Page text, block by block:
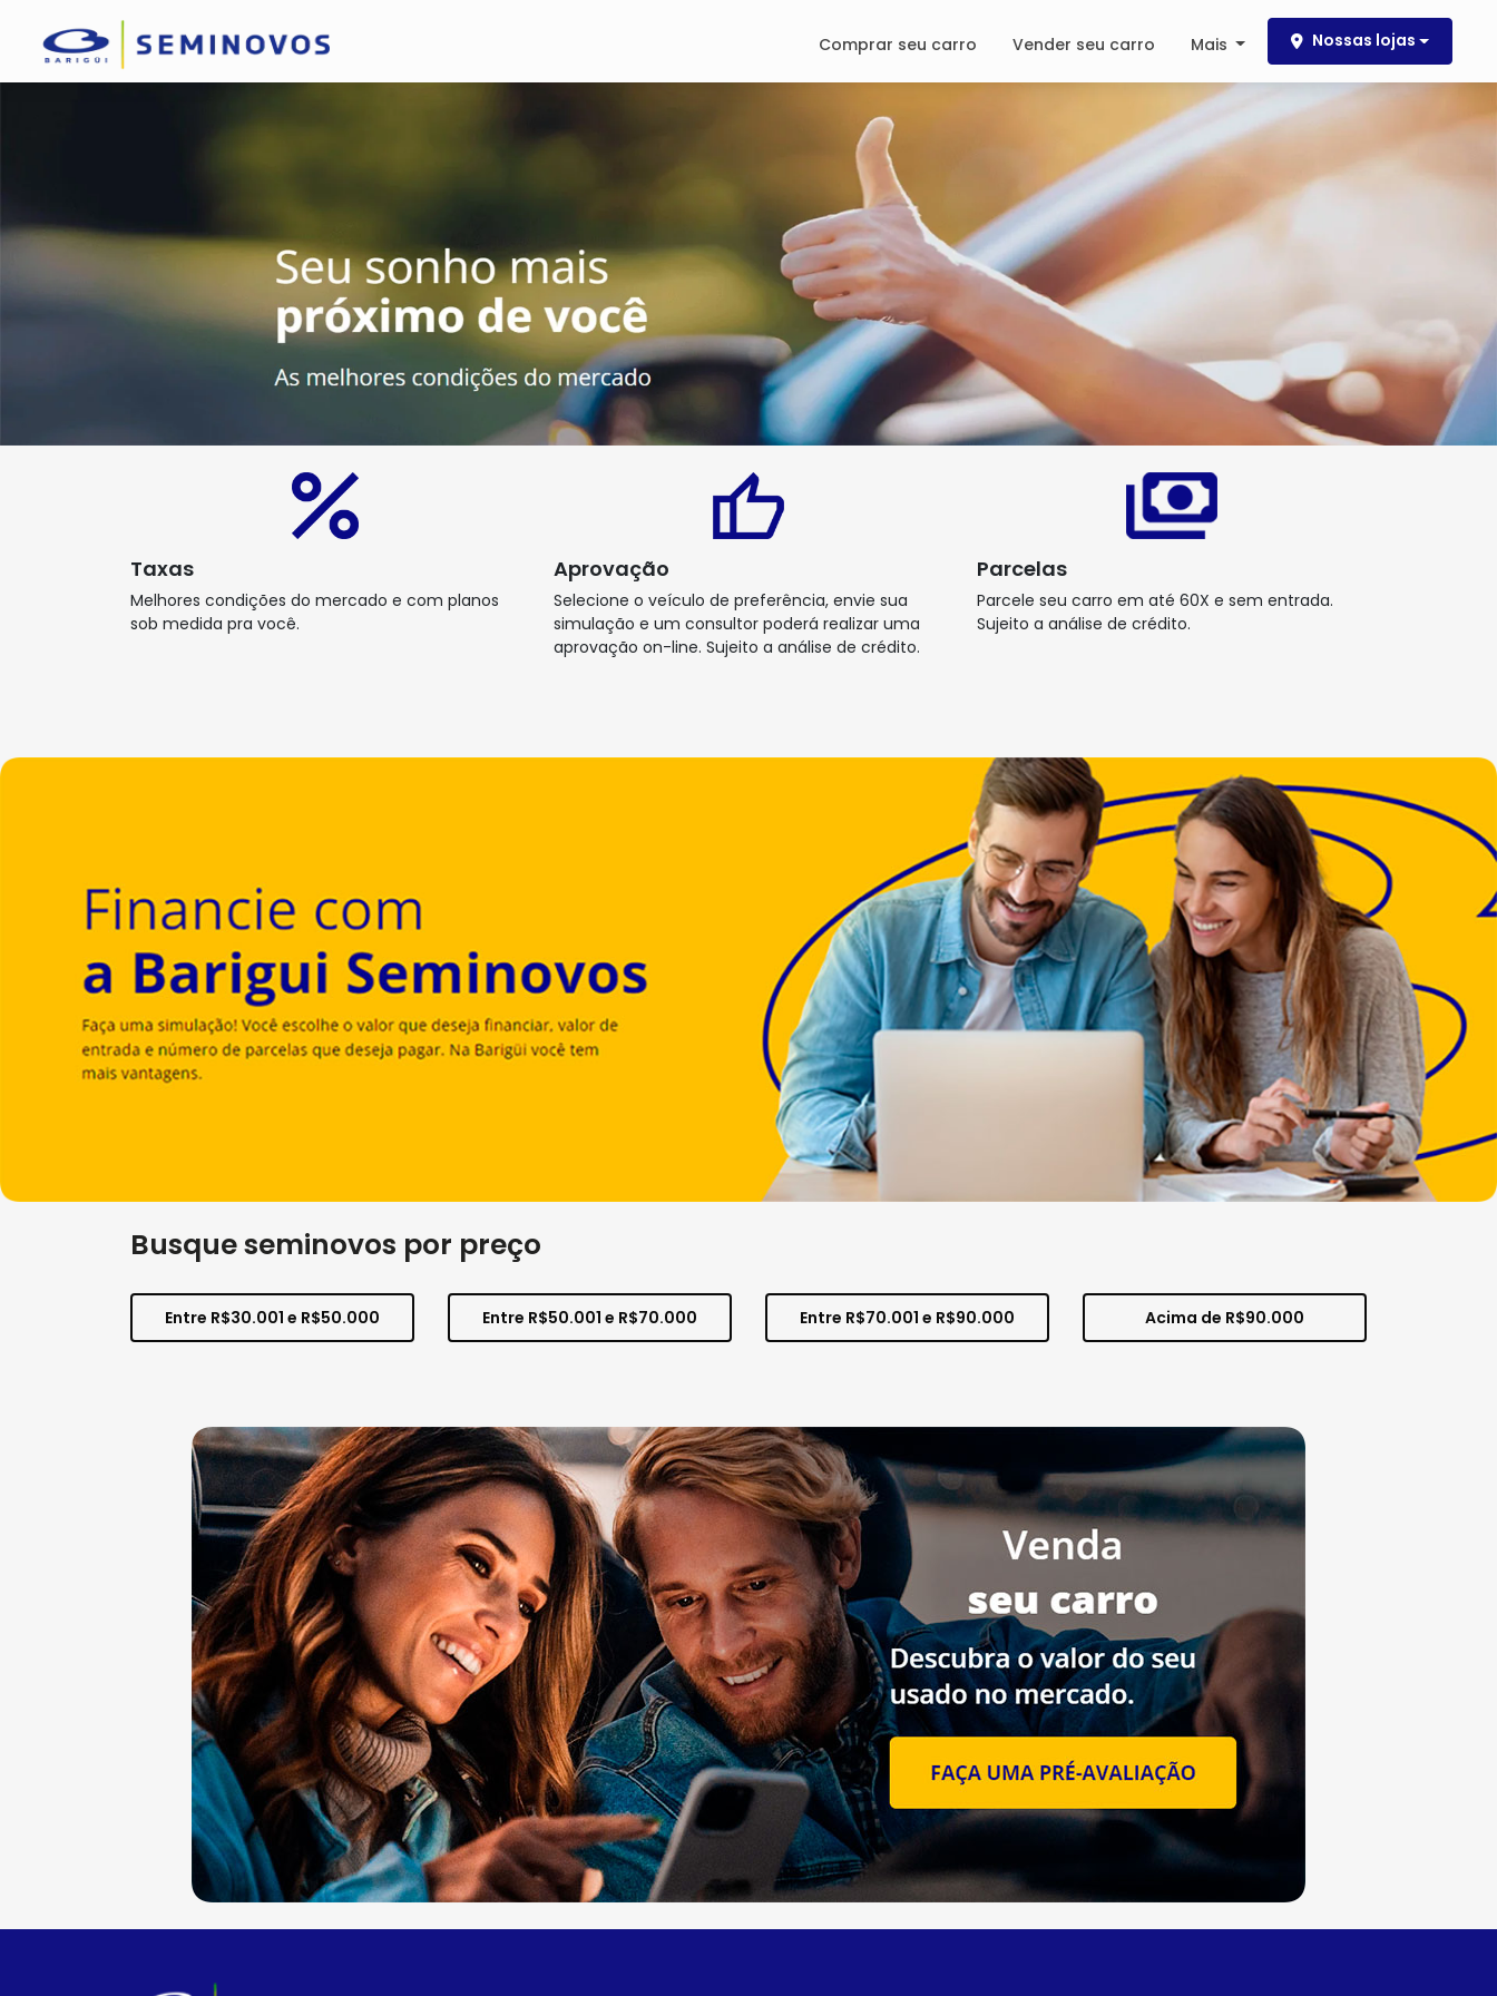
Comprar seu carro Vender seu carro Mais Nossas lojas
Taxas
Melhores condições do mercado e com planos
sob medida pra você.
Aprovação
Selecione o veículo de preferência, envie sua
simulação e um consultor poderá realizar uma
aprovação on-line. Sujeito a análise de crédito.
Parcelas
Parcele seu carro em até 60X e sem entrada.
Sujeito a análise de crédito.
Busque seminovos por preço
Entre R$30.001 e R$50.000 Entre R$50.001 e R$70.000 Entre R$70.001 e R$90.000 Acima de R$90.000